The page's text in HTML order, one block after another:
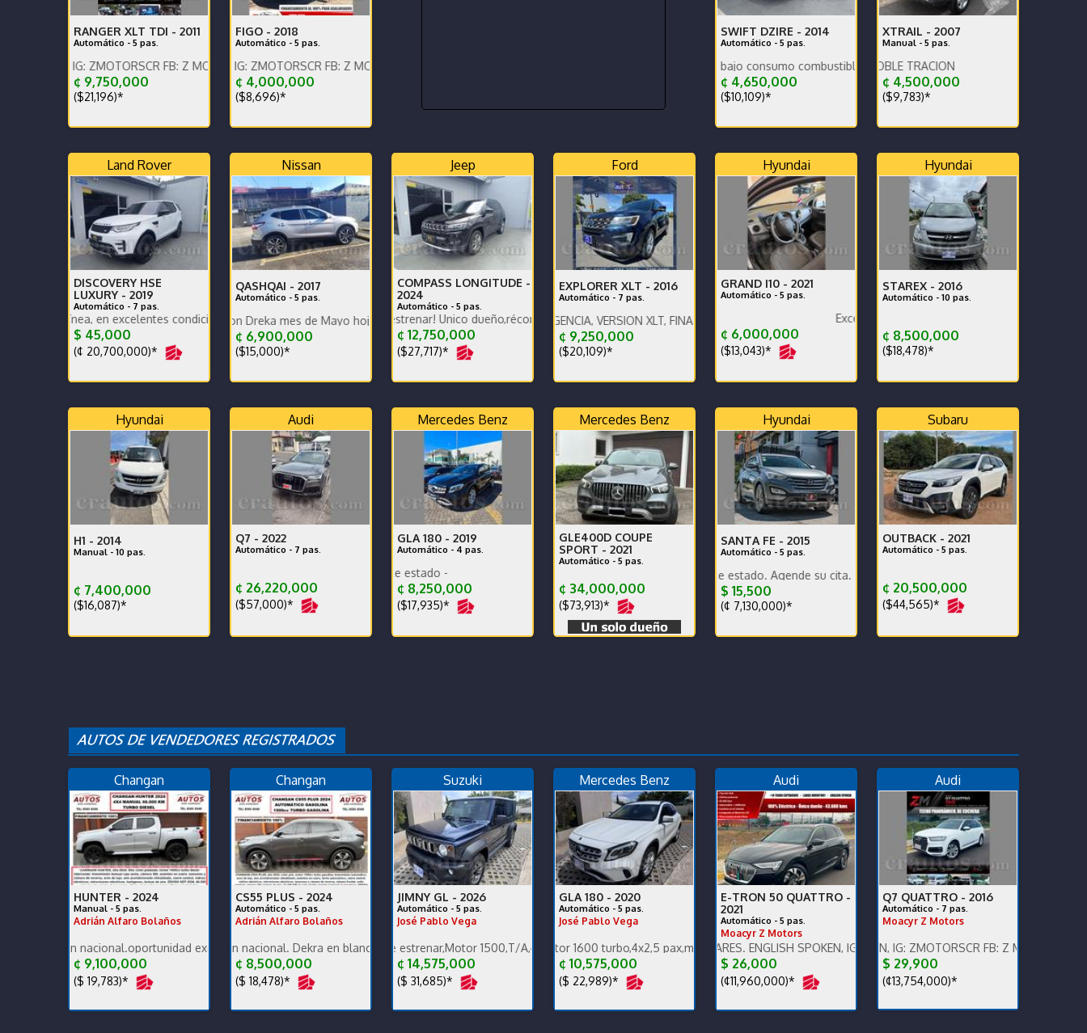
RANGER XLT TDI - 2011
Automático - 5 pas.
IG: ZMOTORSCR FB: Z MOTORS. Contáctenos x WhatsApp.
¢ 9,750,000
($21,196)*
FIGO - 2018
Automático - 5 pas.
ENGLISH SPOKEN, IG: ZMOTORSCR FB: Z MOTORS. Contáctenos x WhatsApp.
¢ 4,000,000
($8,696)*
SWIFT DZIRE - 2014
Automático - 5 pas.
Nacional, bajo km, bajo consumo combustible.
¢ 4,650,000
($10,109)*
XTRAIL - 2007
Manual - 5 pas.
SUPER ENTERO DOBLE TRACION
¢ 4,500,000
($9,783)*
Land Rover
DISCOVERY HSE
LUXURY - 2019
Automático - 7 pas.
línea, en excelentes condiciones generales. Financiamiento disponible.
$ 45,000
(¢ 20,700,000)*
Nissan
QASHQAI - 2017
Automático - 5 pas.
Qashqai Limited con Dreka mes de Mayo hoja en Blanco
¢ 6,900,000
($15,000)*
Jeep
COMPASS LONGITUDE -
2024
Automático - 5 pas.
Para terminar de estrenar! Único dueño,récord mant agencia,muy bajo km. Financiamiento disponible.
¢ 12,750,000
($27,717)*
Ford
EXPLORER XLT - 2016
Automático - 7 pas.
COMPRADO EN AGENCIA, VERSION XLT, FINANCIAMIENTO CON BANCO PROMERICA
¢ 9,250,000
($20,109)*
Hyundai
GRAND I10 - 2021
Automático - 5 pas.
Excelente estado
¢ 6,000,000
($13,043)*
Hyundai
STAREX - 2016
Automático - 10 pas.
¢ 8,500,000
($18,478)*
Hyundai
H1 - 2014
Manual - 10 pas.
¢ 7,400,000
($16,087)*
Audi
Q7 - 2022
Automático - 7 pas.
¢ 26,220,000
($57,000)*
Mercedes Benz
GLA 180 - 2019
Automático - 4 pas.
¢ 8,250,000
($17,935)*
Mercedes Benz
GLE400D COUPE
SPORT - 2021
Automático - 5 pas.
¢ 34,000,000
($73,913)*
Hyundai
SANTA FE - 2015
Automático - 5 pas.
Poco km. Excelente estado. Agende su cita.
$ 15,500
(¢ 7,130,000)*
Subaru
OUTBACK - 2021
Automático - 5 pas.
¢ 20,500,000
($44,565)*
Changan
HUNTER - 2024
Manual - 5 pas.
Adrián Alfaro Bolaños
nacional.oportunidad exc estado carrocería y mecánica, un dueño, ganga, financiamos
¢ 9,100,000
($ 19,783)*
Changan
CS55 PLUS - 2024
Automático - 5 pas.
Adrián Alfaro Bolaños
Poco KM, versión nacional. Dekra en blanco exc estado carrocería y mecánica, un dueño, ganga, financ
¢ 8,500,000
($ 18,478)*
Suzuki
JIMNY GL - 2026
Automático - 5 pas.
José Pablo Vega
2026 termine de estrenar,Motor 1500,T/A,4x4,carplay,alfombras bandeja,pocos km.
¢ 14,575,000
($ 31,685)*
Mercedes Benz
GLA 180 - 2020
Automático - 5 pas.
José Pablo Vega
Única dueña,Motor 1600 turbo,4x2,5 pax,muy poco km 65000 km,súper cuidado.
¢ 10,575,000
($ 22,989)*
Audi
E-TRON 50 QUATTRO -
2021
Automático - 5 pas.
Moacyr Z Motors
PRECIO EN DOLARES. ENGLISH SPOKEN, IG: ZMOTORSCR FB: Z MOTORS. Contáctenos x
$ 26,000
(¢11,960,000)*
Audi
Q7 QUATTRO - 2016
Automático - 7 pas.
Moacyr Z Motors
ENGLISH SPOKEN, IG: ZMOTORSCR FB: Z MOTORS. Contáctenos
$ 29,900
(¢13,754,000)*